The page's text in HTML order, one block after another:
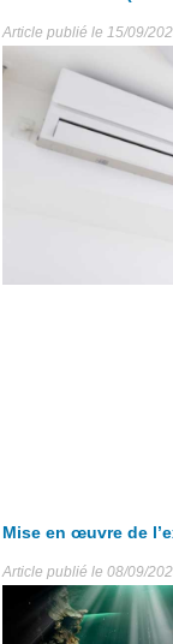
Article publié le 15/09/
Mise en œuvre de
Article publié le 08/09/